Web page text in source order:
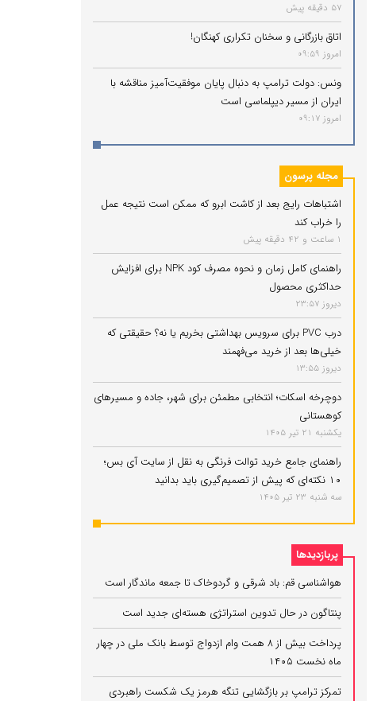
57 دقیقه پیش
اتاق بازرگانی و سخنان تکراری کهنگان!
امروز 09:59
ونس: دولت ترامپ به دنبال پایان موفقیت‌آمیز مناقشه با
ایران از مسیر دیپلماسی است
امروز 09:17
مجله پرسون
اشتباهات رایج بعد از کاشت ابرو که ممکن است نتیجه عمل
را خراب کند
1 ساعت و 42 دقیقه پیش
راهنمای کامل زمان و نحوه مصرف کود NPK برای افزایش
حداکثری محصول
دیروز 23:57
درب PVC برای سرویس بهداشتی بخریم یا نه؟ حقیقتی که
خیلی‌ها بعد از خرید می‌فهمند
دیروز 13:55
دوچرخه اسکات؛ انتخابی مطمئن برای شهر، جاده و مسیرهای
کوهستانی
یکشنبه 21 تیر 1405
راهنمای جامع خرید توالت فرنگی به نقل از سایت آی بس؛
۱۰ نکته‌ای که پیش از تصمیم‌گیری باید بدانید
سه شنبه 23 تیر 1405
پربازدیدها
هواشناسی قم: باد شرقی و گردوخاک تا جمعه ماندگار است
پنتاگون در حال تدوین استراتژی هسته‌ای جدید است
پرداخت بیش از ۸ همت وام ازدواج توسط بانک ملی در چهار
ماه نخست ۱۴۰۵
تمرکز ترامپ بر بازگشایی تنگه هرمز یک شکست راهبردی